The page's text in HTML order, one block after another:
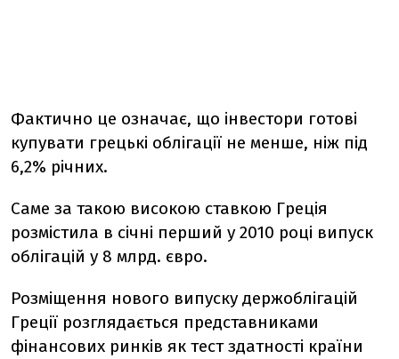
Фактично це означає, що інвестори готові
купувати грецькі облігації не менше, ніж під
6,2% річних.
Саме за такою високою ставкою Греція
розмістила в січні перший у 2010 році випуск
облігацій у 8 млрд. євро.
Розміщення нового випуску держоблігацій
Греції розглядається представниками
фінансових ринків як тест здатності країни